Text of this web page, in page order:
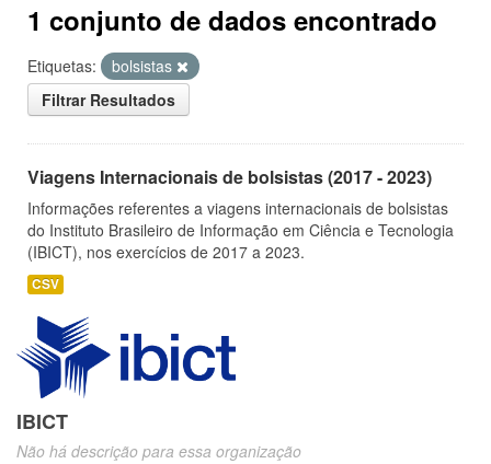
1 conjunto de dados encontrado
Etiquetas:
bolsistas
Filtrar Resultados
Viagens Internacionais de bolsistas (2017 - 2023)
Informações referentes a viagens internacionais de bolsistas
do Instituto Brasileiro de Informação em Ciência e Tecnologia
(IBICT), nos exercícios de 2017 a 2023.
CSV
IBICT
Não há descrição para essa organização